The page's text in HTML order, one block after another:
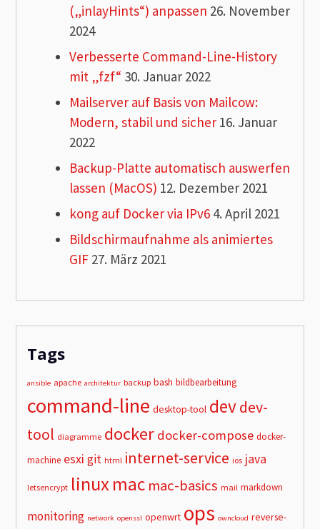
(„inlayHints“) anpassen 26. November
2024
Verbesserte Command-Line-History
mit „fzf“ 30. Januar 2022
Mailserver auf Basis von Mailcow:
Modern, stabil und sicher 16. Januar
2022
Backup-Platte automatisch auswerfen
lassen (MacOS) 12. Dezember 2021
kong auf Docker via IPv6 4. April 2021
Bildschirmaufnahme als animiertes
GIF 27. März 2021
Tags
ansible apache architektur backup bash bildbearbeitung
command-line desktop-tool devdev-
tool diagramme docker docker-compose docker-
machine esxi git html internet-service ios java
letsencrypt linuxmac mac-basics mail markdown
monitoring network openssl openwrt ops owncloud reverse-